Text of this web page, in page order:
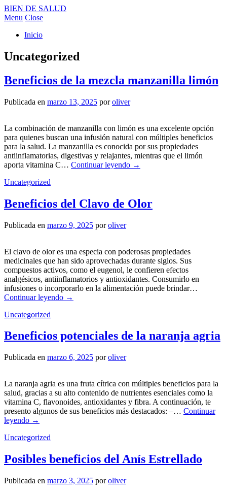
BIEN DE SALUD
Menu Close
Inicio
Uncategorized
Beneficios de la mezcla manzanilla limón
Publicada en marzo 13, 2025 poroliver
La combinación de manzanilla con limón es una excelente opción
para quienes buscan una infusión natural con múltiples beneficios
para la salud. La manzanilla es conocida por sus propiedades
antiinflamatorias, digestivas y relajantes, mientras que el limón
aporta vitamina C… Continuar leyendo →
Uncategorized
Beneficios del Clavo de Olor
Publicada en marzo 9, 2025 poroliver
El clavo de olor es una especia con poderosas propiedades
medicinales que han sido aprovechadas durante siglos. Sus
compuestos activos, como el eugenol, le confieren efectos
analgésicos, antiinflamatorios y antioxidantes. Consumirlo en
infusiones o incorporarlo en la alimentación puede brindar…
Continuar leyendo →
Uncategorized
Beneficios potenciales de la naranja agria
Publicada en marzo 6, 2025 poroliver
La naranja agria es una fruta cítrica con múltiples beneficios para la
salud, gracias a su alto contenido de nutrientes esenciales como la
vitamina C, flavonoides, antioxidantes y fibra. A continuación, te
presento algunos de sus beneficios más destacados: –… Continuar
leyendo →
Uncategorized
Posibles beneficios del Anís Estrellado
Publicada en marzo 3, 2025 poroliver